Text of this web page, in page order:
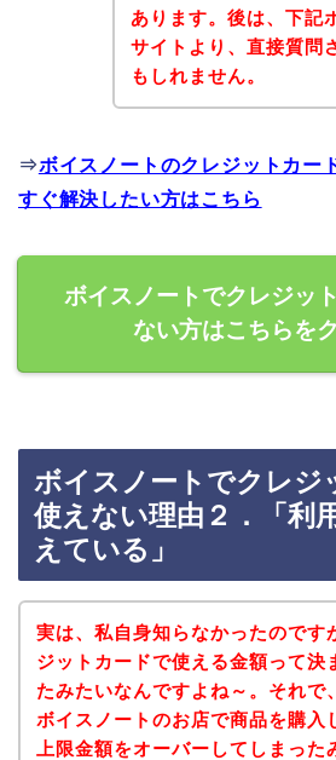
あります。後は、下記
サイトより、直接質問
もしれません。
⇒ボイスノートのクレジットカー
すぐ解決したい方はこちら
ボイスノートでクレジッ
ない方はこちらを
ボイスノートでクレジ
使えない理由２．「利
えている」
実は、私自身知らなかったのです
ジットカードで使える金額って決
たみたいなんですよね～。それで
ボイスノートのお店で商品を購入
上限金額をオーバーしてしまった